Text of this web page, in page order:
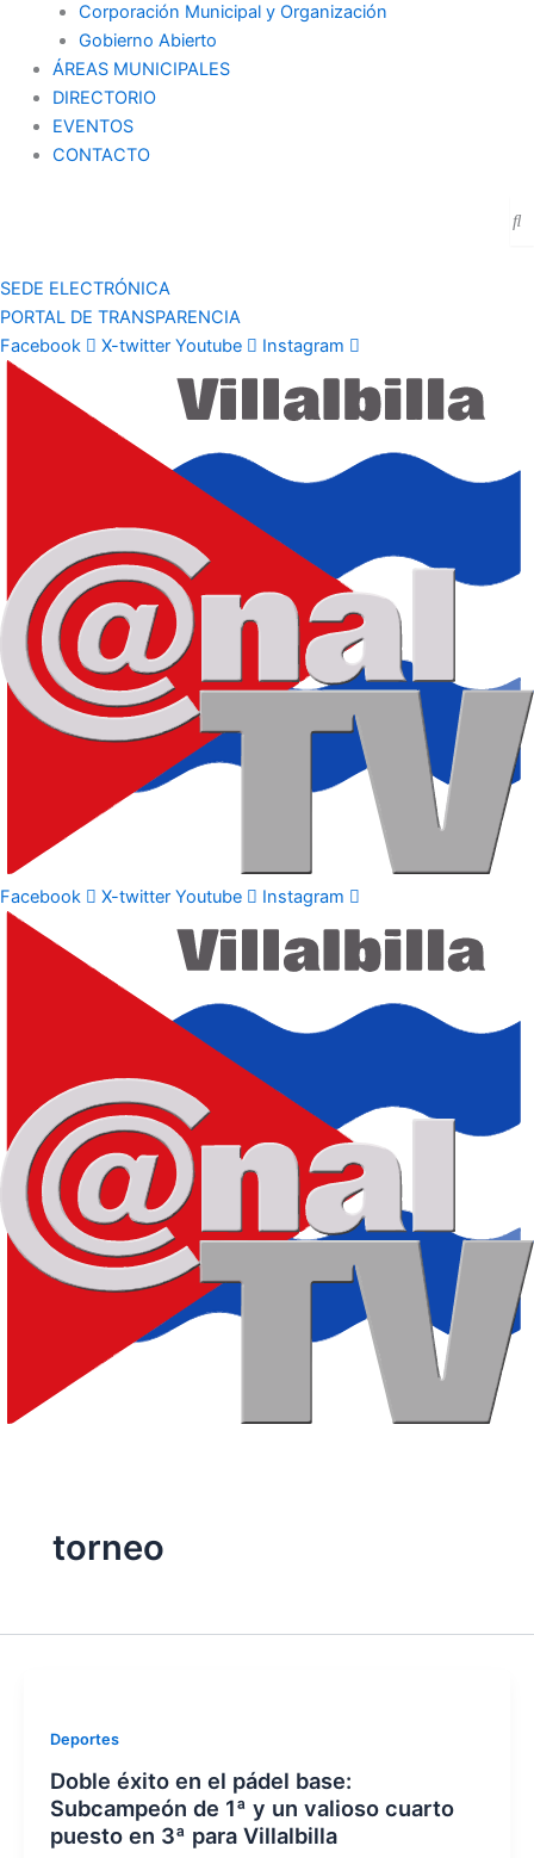
Corporación Municipal y Organización
Gobierno Abierto
ÁREAS MUNICIPALES
DIRECTORIO
EVENTOS
CONTACTO
SEDE ELECTRÓNICA
PORTAL DE TRANSPARENCIA
Facebook
X-twitter Youtube Instagram
Facebook X-twitter Youtube Instagram
torneo
Deportes
Doble éxito en el pádel base:
Subcampeón de 1ª y un valioso cuarto
puesto en 3ª para Villalbilla